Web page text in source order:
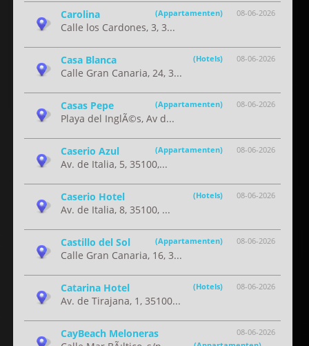
08-06-2026
Carolina (Appartamenten)
Calle los Cardones, 3, 3...
08-06-2026
Casa Blanca (Hotels)
Calle Gran Canaria, 24, 3...
08-06-2026
Casas Pepe (Appartamenten)
Playa del InglÃ©s, Av d...
08-06-2026
Caserio Azul (Appartamenten)
Av. de Italia, 5, 35100,...
08-06-2026
Caserio Hotel (Hotels)
Av. de Italia, 8, 35100, ...
08-06-2026
Castillo del Sol (Appartamenten)
Calle Gran Canaria, 16, 3...
08-06-2026
Catarina Hotel (Hotels)
Av. de Tirajana, 1, 35100...
08-06-2026
CayBeach Meloneras